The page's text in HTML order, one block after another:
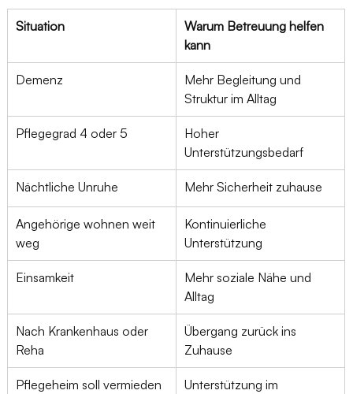
Situation
Warum Betreuung helfen
kann
Demenz
Mehr Begleitung und
Struktur im Alltag
Pflegegrad 4 oder 5
Hoher
Unterstützungsbedarf
Nächtliche Unruhe Mehr Sicherheit zuhause
Angehörige wohnen weit
weg
Kontinuierliche
Unterstützung
Einsamkeit
Mehr soziale Nähe und
Alltag
Nach Krankenhaus oder
Reha
Übergang zurück ins
Zuhause
Pflegeheim soll vermieden
Unterstützung im